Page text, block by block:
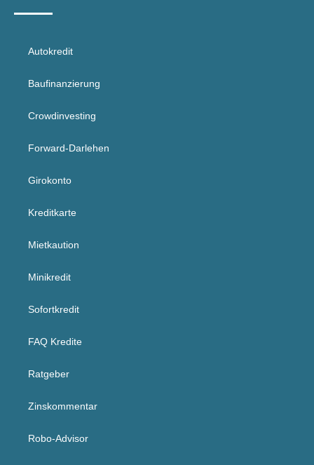
Autokredit
Baufinanzierung
Crowdinvesting
Forward-Darlehen
Girokonto
Kreditkarte
Mietkaution
Minikredit
Sofortkredit
FAQ Kredite
Ratgeber
Zinskommentar
Robo-Advisor